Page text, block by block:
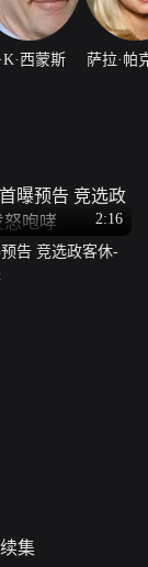
西蒙斯 萨拉·帕
2:16
预告 竞选政客休-
集